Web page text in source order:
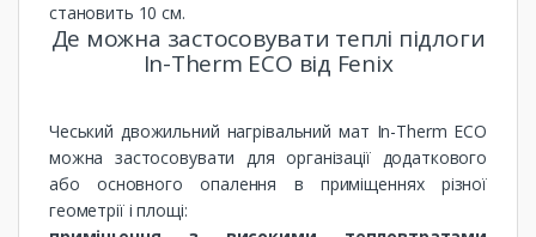
становить 10 см.
Де можна застосовувати теплі підлоги
In-Therm ECO від Fenix
Чеський двожильний нагрівальний мат In-Therm ECO
можна застосовувати для організації додаткового
або основного опалення в приміщеннях різної
геометрії і площі: